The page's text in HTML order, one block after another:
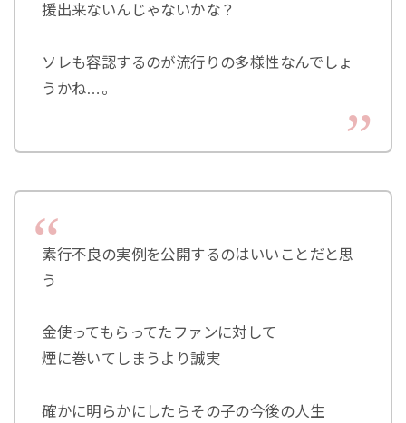
援出来ないんじゃないかな？
ソレも容認するのが流行りの多様性なんでしょ
うかね…。
素行不良の実例を公開するのはいいことだと思
う
金使ってもらってたファンに対して
煙に巻いてしまうより誠実
確かに明らかにしたらその子の今後の人生